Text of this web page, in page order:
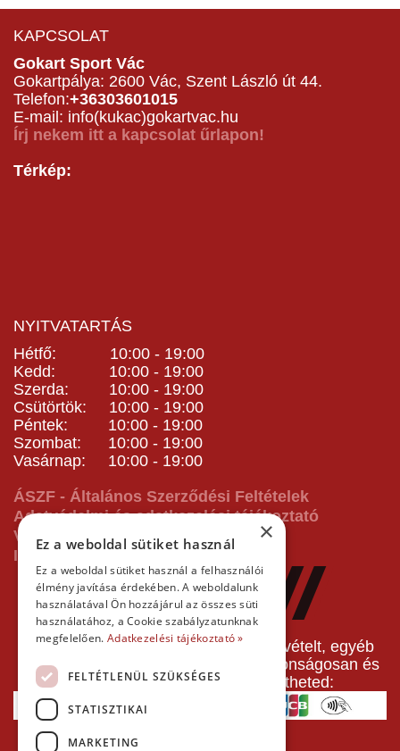
KAPCSOLAT
Gokart Sport Vác
Gokartpálya: 2600 Vác, Szent László út 44.
Telefon:+36303601015
E-mail: info(kukac)gokartvac.hu
Írj nekem itt a kapcsolat űrlapon!
Térkép:
NYITVATARTÁS
Hétfő: 10:00 - 19:00
Kedd: 10:00 - 19:00
Szerda: 10:00 - 19:00
Csütörtök: 10:00 - 19:00
Péntek: 10:00 - 19:00
Szombat: 10:00 - 19:00
Vasárnap: 10:00 - 19:00
ÁSZF - Általános Szerződési Feltételek
Adatvédelmi és adatkezelési tájékoztató
Vásárlás előtti tájékoztató
Impresszum
A pályafoglalást, gokartverseny részvételt, egyéb
termékeinket, szolgáltatásainkat biztonságosan és
gyorsan bankkártyával is kifizetheted:
×
Ez a weboldal sütiket használ
Ez a weboldal sütiket használ a felhasználói
élmény javítása érdekében. A weboldalunk
használatával Ön hozzájárul az összes süti
használatához, a Cookie szabályzatunknak
megfelelően. Adatkezelési tájékoztató »
FELTÉTLENÜL SZÜKSÉGES
STATISZTIKAI
MARKETING